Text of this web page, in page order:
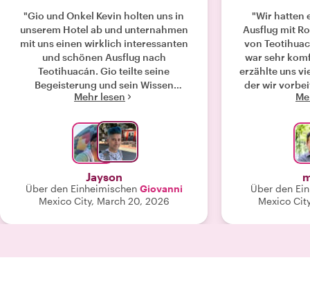
"Gio und Onkel Kevin holten uns in
unserem Hotel ab und unternahmen
mit uns einen wirklich interessanten
und schönen Ausflug nach
Teotihuacán. Gio teilte seine
Begeisterung und sein Wissen
großzügig mit uns. Wir genossen eine
Spaziergängen und freier
Erkundungstour. Ich fand es toll, wie
alle anderen Reiseleiter Gio zu kennen
und zu respektieren schienen, als wir
durch einige der belebteren Viertel
von Teotihuacán spazierten! "
Mehr lesen
Jayson
Über den Einheimischen Giovanni
Mexico City, March 20, 2026
"Wir hatten
Ausflug mit
von
war sehr
erzählte uns
der wir
Stunden
Rogelio als
Über den
Mexico